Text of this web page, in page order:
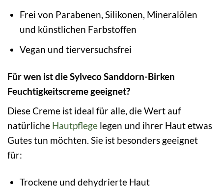
Frei von Parabenen, Silikonen, Mineralölen
und künstlichen Farbstoffen
Vegan und tierversuchsfrei
Für wen ist die Sylveco Sanddorn-Birken
Feuchtigkeitscreme geeignet?
Diese Creme ist ideal für alle, die Wert auf
natürliche Hautpflege legen und ihrer Haut etwas
Gutes tun möchten. Sie ist besonders geeignet
für:
Trockene und dehydrierte Haut